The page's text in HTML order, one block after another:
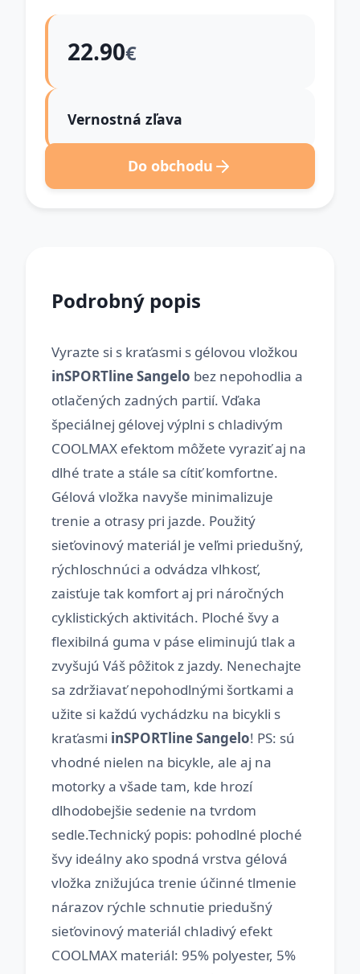
22.90€
Vernostná zľava
Do obchodu
Podrobný popis
Vyrazte si s kraťasmi s gélovou vložkou
inSPORTline Sangelo bez nepohodlia a
otlačených zadných partií. Vďaka
špeciálnej gélovej výplni s chladivým
COOLMAX efektom môžete vyraziť aj na
dlhé trate a stále sa cítiť komfortne.
Gélová vložka navyše minimalizuje
trenie a otrasy pri jazde. Použitý
sieťovinový materiál je veľmi priedušný,
rýchloschnúci a odvádza vlhkosť,
zaisťuje tak komfort aj pri náročných
cyklistických aktivitách. Ploché švy a
flexibilná guma v páse eliminujú tlak a
zvyšujú Váš pôžitok z jazdy. Nenechajte
sa zdržiavať nepohodlnými šortkami a
užite si každú vychádzku na bicykli s
kraťasmi inSPORTline Sangelo! PS: sú
vhodné nielen na bicykle, ale aj na
motorky a všade tam, kde hrozí
dlhodobejšie sedenie na tvrdom
sedle.Technický popis: pohodlné ploché
švy ideálny ako spodná vrstva gélová
vložka znižujúca trenie účinné tlmenie
nárazov rýchle schnutie priedušný
sieťovinový materiál chladivý efekt
COOLMAX materiál: 95% polyester, 5%